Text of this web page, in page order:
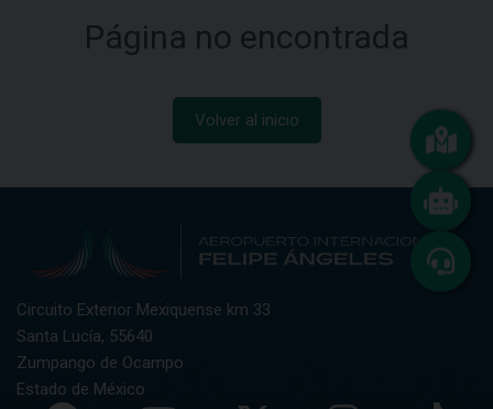
Página no encontrada
Volver al inicio
Circuito Exterior Mexiquense km 33
Santa Lucía, 55640
Zumpango de Ocampo
Estado de México